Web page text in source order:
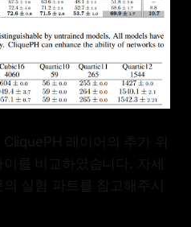
레이어의 추가 위
를 비교하였습니다. 자세
실험 파트를 참고해주시